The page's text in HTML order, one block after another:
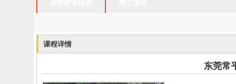
课程详情
东莞常